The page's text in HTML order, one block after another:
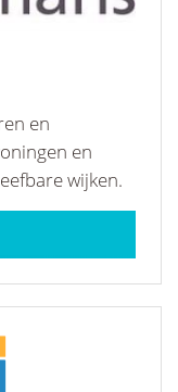
en
en
wijken.